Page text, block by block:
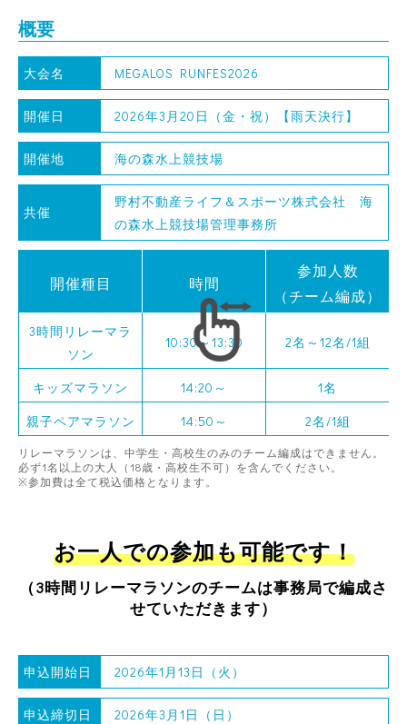
概要
大会名 MEGALOS RUNFES2026
開催日 2026年3月20日（金・祝）【雨天決行】
開催地 海の森水上競技場
共催
野村不動産ライフ＆スポーツ株式会社 海
の森水上競技場管理事務所
開催種目 時間
参加人数
（チーム編成）
3時間リレーマラ
ソン
10:30～13:30 2名～12名/1組
キッズマラソン 14:20～
1名
親子ペアマラソン
14:50～ 2名/1組
リレーマラソンは、中学生・高校生のみのチーム編成はできません。
必ず1名以上の大人（18歳・高校生不可）を含んでください。
※参加費は全て税込価格となります。
お一人での参加も可能です！
（3時間リレーマラソンのチームは事務局で編成さ
せていただきます）
申込開始日 2026年1月13日（火）
申込締切日 2026年3月1日（日）